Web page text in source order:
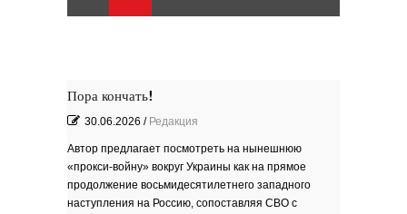
Анатолий Софронов
''Ростову''
''ЭТЮДЫ О ГОГОЛЕ''. Док.
В основе фильма - работа русского
писателя Василия...
Пора кончать!
30.06.2026 / Редакция
Автор предлагает посмотреть на нынешнюю
«прокси‑войну» вокруг Украины как на прямое
продолжение восьмидесятилетнего западного
наступления на Россию, сопоставляя СВО с